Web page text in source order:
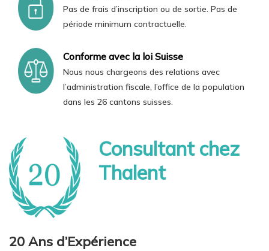
Pas de frais d’inscription ou de sortie. Pas de
période minimum contractuelle.
Conforme avec la loi Suisse
Nous nous chargeons des relations avec
l’administration fiscale, l’office de la population
dans les 26 cantons suisses.
Consultant chez
Thalent
20 Ans d’Expérience